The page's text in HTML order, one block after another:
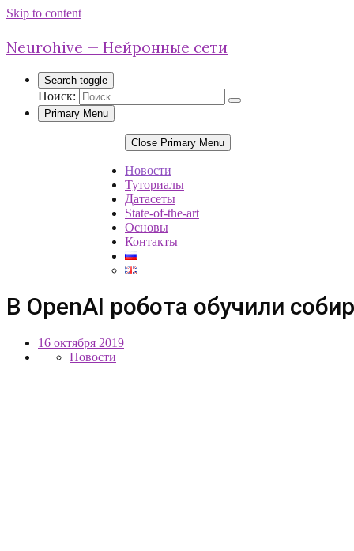
Skip to content
Neurohive — Нейронные сети
Search toggle
Поиск:
Primary Menu
Close Primary Menu
Новости
Туториалы
Датасеты
State-of-the-art
Основы
Контакты
В OpenAI робота обучили
16 октября 2019
Новости